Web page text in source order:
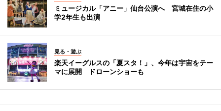
ミュージカル「アニー」仙台公演へ 宮城在住の小
学2年生も出演
見る・遊ぶ
楽天イーグルスの「夏スタ！」、今年は宇宙をテー
マに展開 ドローンショーも